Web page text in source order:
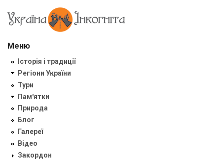
Меню
Історія і традиції
Регіони України
Тури
Пам'ятки
Природа
Блог
Галереї
Відео
Закордон